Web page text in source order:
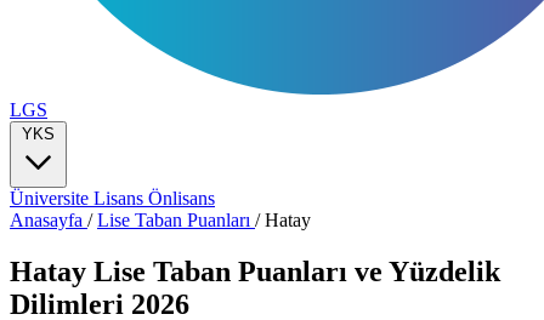
LGS
YKS
Üniversite Lisans Önlisans
Anasayfa /Lise Taban Puanları /Hatay
Hatay Lise Taban Puanları ve Yüzdelik
Dilimleri 2026